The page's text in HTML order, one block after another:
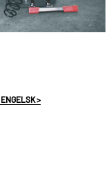
ENGELSK >